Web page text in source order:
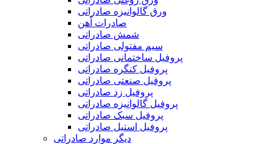
ورق گالوانیزه صادراتی
صادرات آهن
شمش صادراتی
سیم مفتولی صادراتی
پروفیل ساختمانی صادراتی
پروفیل کنگره صادراتی
پروفیل صنعتی صادراتی
پروفیل زد صادراتی
پروفیل گالوانیزه صادراتی
پروفیل سبک صادراتی
پروفیل استیل صادراتی
دیگر موارد صادراتی